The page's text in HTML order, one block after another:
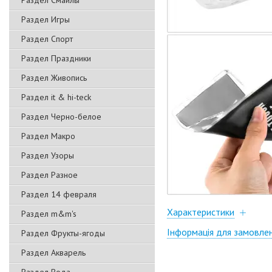
Раздел Игры
Раздел Спорт
Раздел Праздники
Раздел Живопись
Раздел it & hi-teck
Раздел Черно-белое
Раздел Макро
Раздел Узоры
Раздел Разное
Раздел 14 февраля
Раздел m&m's
Раздел Фрукты-ягоды
Раздел Акварель
Характеристики
Інформація для